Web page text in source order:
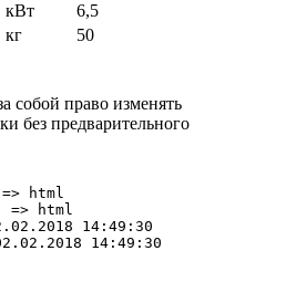
кВт
6,5
кг 50
собой право изменять
без предварительного